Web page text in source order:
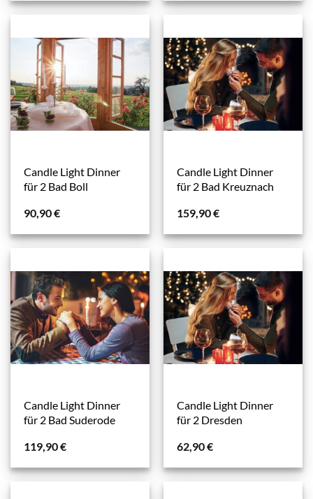
Candle Light Dinner
für 2 Bad Boll
90,90€
Candle Light Dinner
für 2 Bad Kreuznach
159,90€
Candle Light Dinner
für 2 Bad Suderode
119,90€
Candle Light Dinner
für 2 Dresden
62,90€